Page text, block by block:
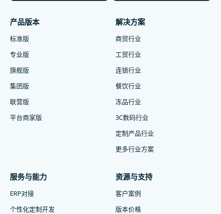
产品版本
标准版
专业版
旗舰版
集团版
联营版
平台商家版
解决方案
商贸行业
工贸行业
连锁行业
餐饮行业
冻品行业
3C数码行业
定制产品行业
更多行业方案
服务与能力
ERP对接
个性化定制开发
资源与支持
客户案例
版本价格